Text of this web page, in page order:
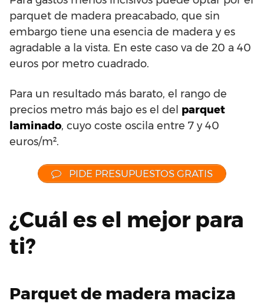
parquet de madera preacabado, que sin
embargo tiene una esencia de madera y es
agradable a la vista. En este caso va de 20 a 40
euros por metro cuadrado.
Para un resultado más barato, el rango de
precios metro más bajo es el del parquet
laminado, cuyo coste oscila entre 7 y 40
euros/m².
PIDE PRESUPUESTOS GRATIS
¿Cuál es el mejor para
ti?
Parquet de madera maciza